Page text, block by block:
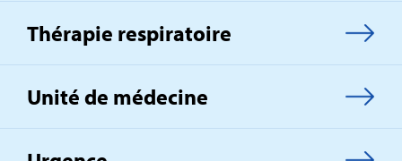
Thérapie respiratoire
Unité de médecine